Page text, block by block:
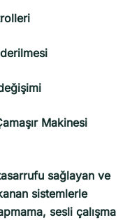
Makinesi
sağlayan ve
sistemlerle
sesli çalışma